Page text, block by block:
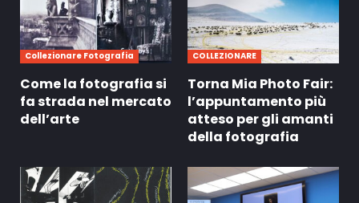
Collezionare Fotografia
Come la fotografia si
fa strada nel mercato
dell’arte
COLLEZIONARE
Torna Mia Photo Fair:
l’appuntamento più
atteso per gli amanti
della fotografia